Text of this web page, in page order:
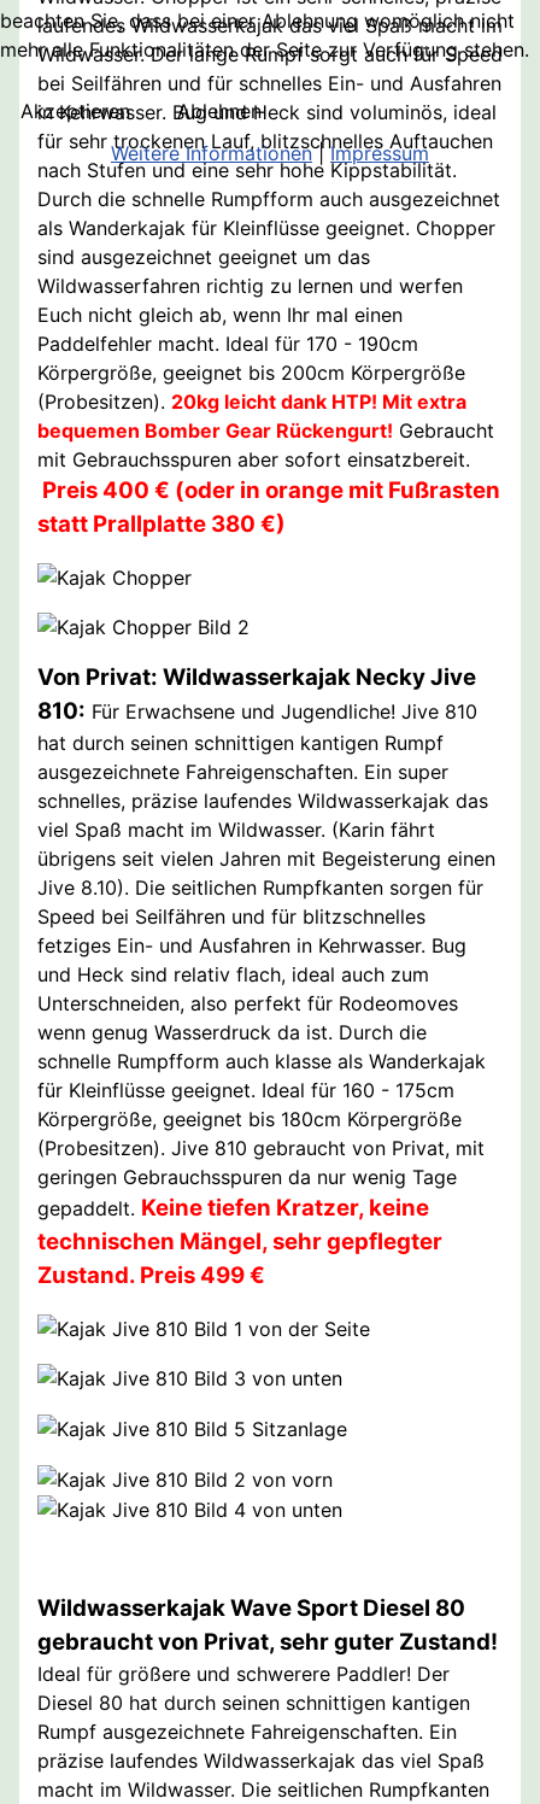
laufendes Wildwasserkajak das viel Spaß macht im
Wildwasser. Der lange Rumpf sorgt auch für Speed
bei Seilfähren und für schnelles Ein- und Ausfahren
in Kehrwasser. Bug und Heck sind voluminös, ideal
für sehr trockenen Lauf, blitzschnelles Auftauchen
nach Stufen und eine sehr hohe Kippstabilität.
Durch die schnelle Rumpfform auch ausgezeichnet
als Wanderkajak für Kleinflüsse geeignet. Chopper
sind ausgezeichnet geeignet um das
Wildwasserfahren richtig zu lernen und werfen
Euch nicht gleich ab, wenn Ihr mal einen
Paddelfehler macht. Ideal für 170 - 190cm
Körpergröße, geeignet bis 200cm Körpergröße
(Probesitzen). 20kg leicht dank HTP! Mit extra
bequemen Bomber Gear Rückengurt! Gebraucht
mit Gebrauchsspuren aber sofort einsatzbereit.
Preis 400 € (oder in orange mit Fußrasten
statt Prallplatte 380 €)
Von Privat: Wildwasserkajak Necky Jive
810: Für Erwachsene und Jugendliche! Jive 810
hat durch seinen schnittigen kantigen Rumpf
ausgezeichnete Fahreigenschaften. Ein super
schnelles, präzise laufendes Wildwasserkajak das
viel Spaß macht im Wildwasser. (Karin fährt
übrigens seit vielen Jahren mit Begeisterung einen
Jive 8.10). Die seitlichen Rumpfkanten sorgen für
Speed bei Seilfähren und für blitzschnelles
fetziges Ein- und Ausfahren in Kehrwasser. Bug
und Heck sind relativ flach, ideal auch zum
Unterschneiden, also perfekt für Rodeomoves
wenn genug Wasserdruck da ist. Durch die
schnelle Rumpfform auch klasse als Wanderkajak
für Kleinflüsse geeignet. Ideal für 160 - 175cm
Körpergröße, geeignet bis 180cm Körpergröße
(Probesitzen). Jive 810 gebraucht von Privat, mit
geringen Gebrauchsspuren da nur wenig Tage
gepaddelt. Keine tiefen Kratzer, keine
technischen Mängel, sehr gepflegter
Zustand. Preis 499 €
Wildwasserkajak Wave Sport Diesel 80
gebraucht von Privat, sehr guter Zustand!
Ideal für größere und schwerere Paddler! Der
Diesel 80 hat durch seinen schnittigen kantigen
Rumpf ausgezeichnete Fahreigenschaften. Ein
präzise laufendes Wildwasserkajak das viel Spaß
macht im Wildwasser. Die seitlichen Rumpfkanten
beachten Sie, dass bei einer Ablehnung womöglich nicht
mehr alle Funktionalitäten der Seite zur Verfügung stehen.
Akzeptieren
Ablehnen
Weitere Informationen|Impressum